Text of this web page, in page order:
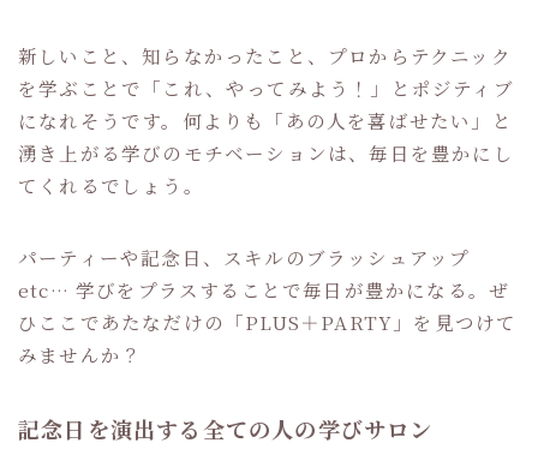
新しいこと、知らなかったこと、プロからテクニック
を学ぶことで「これ、やってみよう！」とポジティブ
になれそうです。何よりも「あの人を喜ばせたい」と
湧き上がる学びのモチベーションは、毎日を豊かにし
てくれるでしょう。
パーティーや記念日、スキルのブラッシュアップ
etc… 学びをプラスすることで毎日が豊かになる。ぜ
ひここであたなだけの「PLUS＋PARTY」を見つけて
みませんか？
記念日を演出する全ての人の学びサロン